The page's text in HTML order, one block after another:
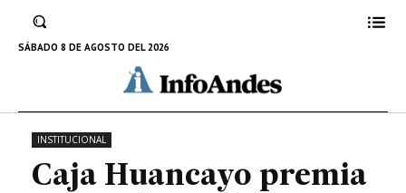
SÁBADO 8 DE AGOSTO DEL 2026
Anteproyectos Arquitectónicos
de sede institucional
15 DE DICIEMBRE DE 2023
INSTITUCIONAL
Caja Huancayo premia